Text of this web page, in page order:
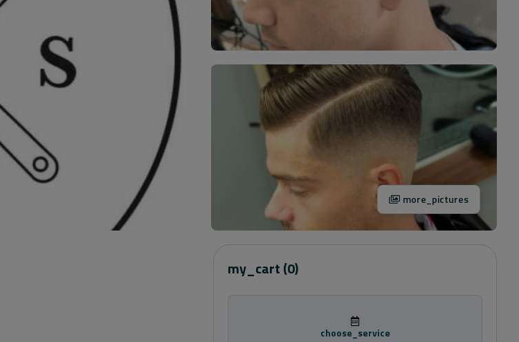
more_pictures
my_cart(0)
choose_service